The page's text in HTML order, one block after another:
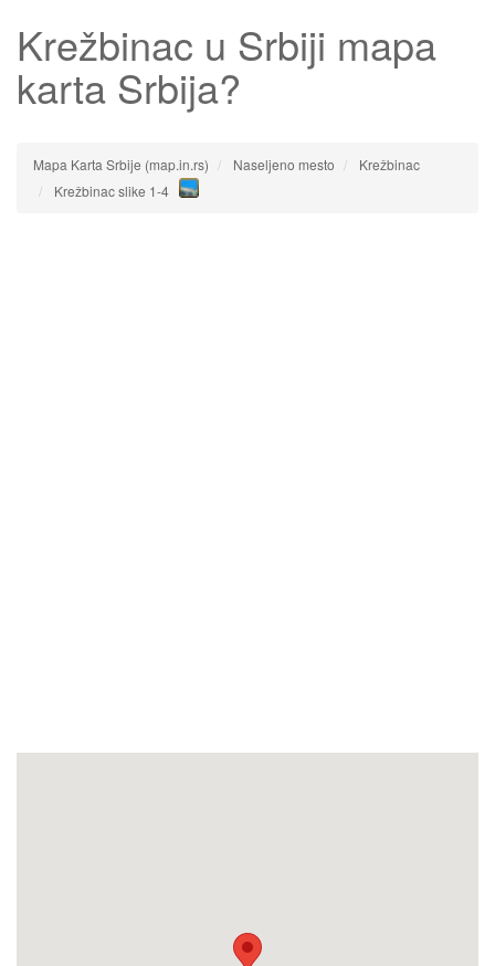
Krežbinac u Srbiji mapa
karta Srbija?
Mapa Karta Srbije (map.in.rs) Naseljeno mesto
Krežbinac
Krežbinac slike 1-4